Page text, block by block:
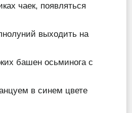
чаек, появляться
выходить на
башен осьминога с
в синем цвете